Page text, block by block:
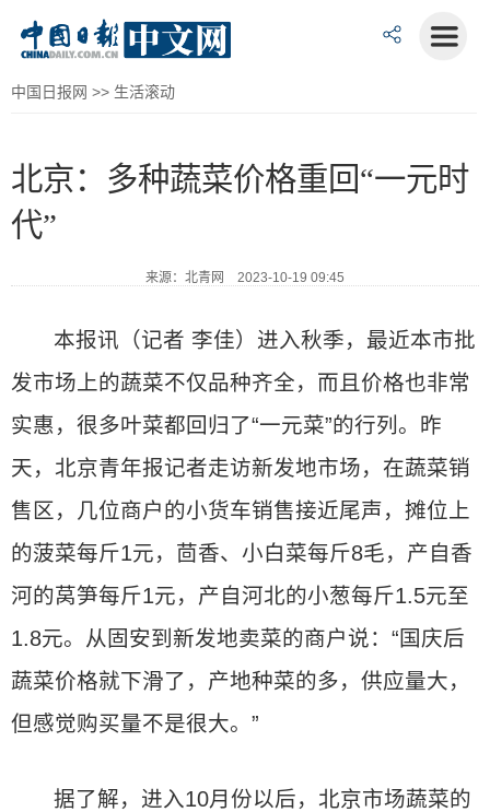
中国日报网 >> 生活滚动
北京：多种蔬菜价格重回“一元时
代”
来源：北青网 2023-10-19 09:45
本报讯（记者 李佳）进入秋季，最近本市批
发市场上的蔬菜不仅品种齐全，而且价格也非常
实惠，很多叶菜都回归了“一元菜”的行列。昨
天，北京青年报记者走访新发地市场，在蔬菜销
售区，几位商户的小货车销售接近尾声，摊位上
的菠菜每斤1元，茴香、小白菜每斤8毛，产自香
河的莴笋每斤1元，产自河北的小葱每斤1.5元至
1.8元。从固安到新发地卖菜的商户说：“国庆后
蔬菜价格就下滑了，产地种菜的多，供应量大，
但感觉购买量不是很大。”
据了解，进入10月份以后，北京市场蔬菜的